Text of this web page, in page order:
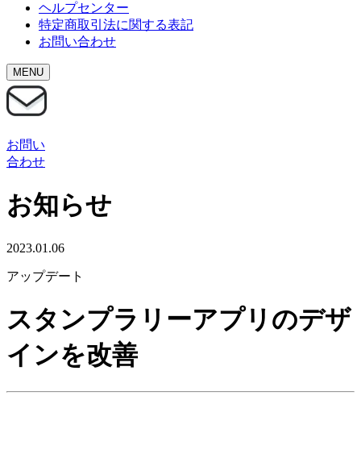
ヘルプセンター
特定商取引法に関する表記
お問い合わせ
MENU
お問い
合わせ
お知らせ
2023.01.06
アップデート
スタンプラリーアプリのデザ
インを改善